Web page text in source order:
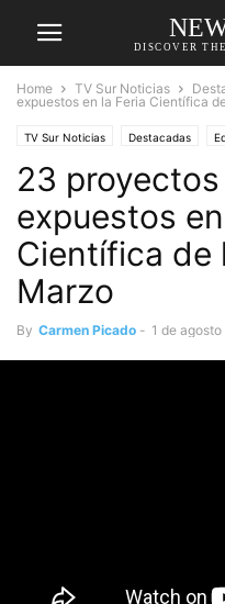
DISCOVER
Home TV Sur Noticias
expuestos en la Feria Científica
TV Sur Noticias Destacadas
23
expuestos
Científica de
Marzo
By Carmen Picado - 1 de